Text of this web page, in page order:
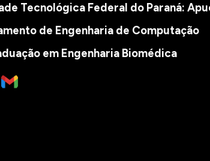
Tecnológica Federal do Paraná:
de Engenharia de Computação
em Engenharia Biomédica